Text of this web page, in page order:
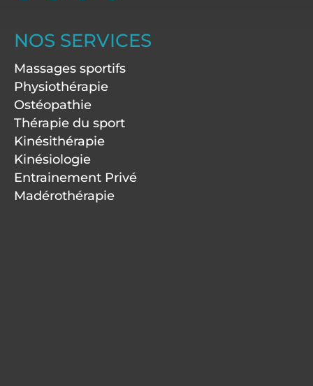
a
g
r
a
m
e
d
n
b
o
k
-
f
u
b
e
NOS SERVICES
Massages sportifs
Physiothérapie
Ostéopathie
Thérapie du sport
Kinésithérapie
Kinésiologie
Entrainement Privé
Madérothérapie